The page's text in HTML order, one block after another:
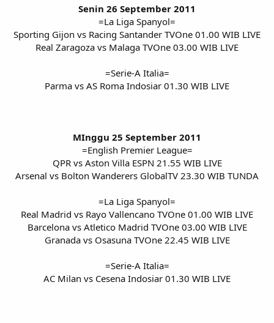
Senin 26 September 2011
=La Liga Spanyol=
Sporting Gijon vs Racing Santander TVOne 01.00 WIB LIVE
Real Zaragoza vs Malaga TVOne 03.00 WIB LIVE
=Serie-A Italia=
Parma vs AS Roma Indosiar 01.30 WIB LIVE
MInggu 25 September 2011
=English Premier League=
QPR vs Aston Villa ESPN 21.55 WIB LIVE
Arsenal vs Bolton Wanderers GlobalTV 23.30 WIB TUNDA
=La Liga Spanyol=
Real Madrid vs Rayo Vallencano TVOne 01.00 WIB LIVE
Barcelona vs Atletico Madrid TVOne 03.00 WIB LIVE
Granada vs Osasuna TVOne 22.45 WIB LIVE
=Serie-A Italia=
AC Milan vs Cesena Indosiar 01.30 WIB LIVE